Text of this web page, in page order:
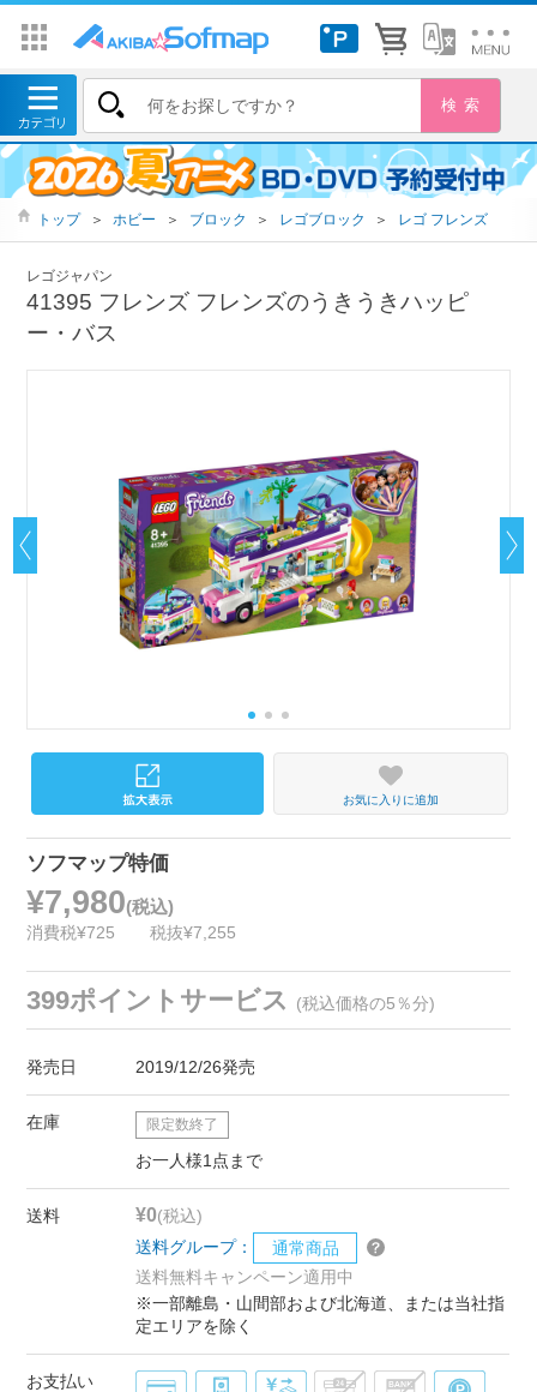
トップ ＞ ホビー ＞ ブロック ＞ レゴブロック ＞ レゴ フレンズ
レゴジャパン
41395 フレンズ フレンズのうきうきハッピ
ー・バス
お気に入りに追加
ソフマップ特価
¥7,980(税込)
消費税¥725 税抜¥7,255
399ポイントサービス (税込価格の5％分)
発売日 2019/12/26発売
在庫 限定数終了
お一人様1点まで
送料 ¥0(税込)
送料グループ：
通常商品
送料無料キャンペーン適用中
※一部離島・山間部および北海道、または当社指
定エリアを除く
お支払い